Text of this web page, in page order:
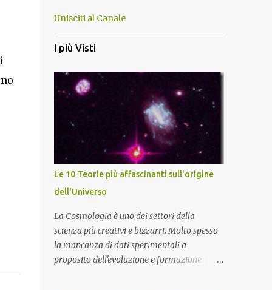
Unisciti al Canale
I più Visti
Le 10 Teorie più affascinanti sull'origine
dell'Universo
La Cosmologia è uno dei settori della
scienza più creativi e bizzarri. Molto spesso
la mancanza di dati sperimentali a
proposito dell'evoluzione e formazione